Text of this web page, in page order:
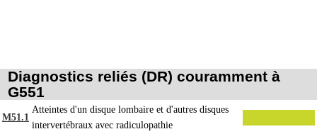
Diagnostics reliés (DR) couramment à
G551
M51.1
Atteintes d'un disque lombaire et d'autres disques
intervertébraux avec radiculopathie